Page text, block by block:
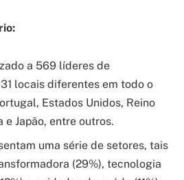
a 569 líderes de
locais diferentes em todo o
Estados Unidos, Reino
e Japão, entre outros.
uma série de setores, tais
(29%), tecnologia